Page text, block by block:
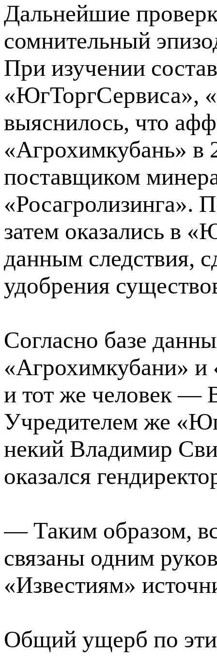
Дальнейшие
сомнительный
При изучении
«ЮгТоргСервиса»,
выяснилось, что
«Агрохимкубань» в
поставщиком
«Росагролизинга».
затем оказались в
данным следствия,
удобрения
Согласно базе
«Агрохимкубани»
и тот же человек —
Учредителем же
некий Владимир
оказался
— Таким образом,
связаны одним
«Известиям»
Общий ущерб по